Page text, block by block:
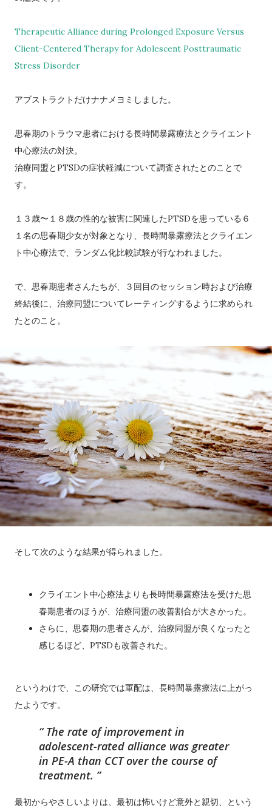
Therapeutic Alliance during Prolonged Exposure Versus
Client-Centered Therapy for Adolescent Posttraumatic
Stress Disorder
アブストラクトだけナナメヨミしました。
思春期のトラウマ患者における長時間暴露療法とクライエント
中心療法の対決。
治療同盟とPTSDの症状軽減について調査されたとのことで
す。
１３歳〜１８歳の性的な被害に関連したPTSDを患っている６
１名の思春期少女が対象となり、長時間暴露療法とクライエン
ト中心療法で、ランダム化比較試験が行なわれました。
で、思春期患者さんたちが、３回目のセッション時および治療
終結後に、治療同盟についてレーティングするように求められ
たとのこと。
そして次のような結果が得られました。
クライエント中心療法よりも長時間暴露療法を受けた思
春期患者のほうが、治療同盟の改善割合が大きかった。
さらに、思春期の患者さんが、治療同盟が良くなったと
感じるほど、PTSDも改善された。
というわけで、この研究では軍配は、長時間暴露療法に上がっ
たようです。
The rate of improvement in
adolescent-rated alliance was greater
in PE-A than CCT over the course of
treatment.
最初からやさしいよりは、最初は怖いけど意外と親切、という